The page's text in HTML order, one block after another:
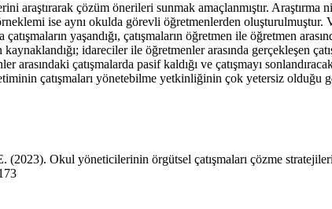
araştırarak çözüm önerileri sunmak amaçlanmıştır.
ise aynı okulda görevli öğretmenlerden oluşturulmuştur.
yaşandığı, çatışmaların öğretmen ile öğretmen
kaynaklandığı; idareciler ile öğretmenler arasında gerçekleşen
çatışmalarda pasif kaldığı ve çatışmayı
çatışmaları yönetebilme yetkinliğinin çok yetersiz olduğu
Okul yöneticilerinin örgütsel çatışmaları çözme